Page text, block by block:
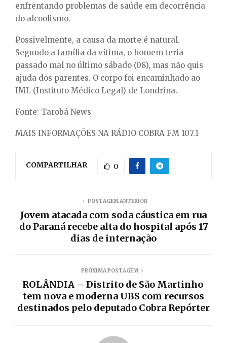
enfrentando problemas de saúde em decorrência
do alcoolismo.
Possivelmente, a causa da morte é natural.
Segundo a família da vítima, o homem teria
passado mal no último sábado (08), mas não quis
ajuda dos parentes. O corpo foi encaminhado ao
IML (Instituto Médico Legal) de Londrina.
Fonte: Tarobá News
MAIS INFORMAÇÕES NA RÁDIO COBRA FM 107.1
COMPARTILHAR 0
POSTAGEM ANTERIOR
Jovem atacada com soda cáustica em rua
do Paraná recebe alta do hospital após 17
dias de internação
PRÓXIMA POSTAGEM
ROLÂNDIA – Distrito de São Martinho
tem nova e moderna UBS com recursos
destinados pelo deputado Cobra Repórter